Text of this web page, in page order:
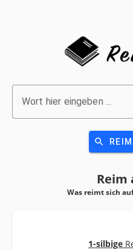
Wort hier eingeben ...
search
Reim
Was reimt sich
1-silbige